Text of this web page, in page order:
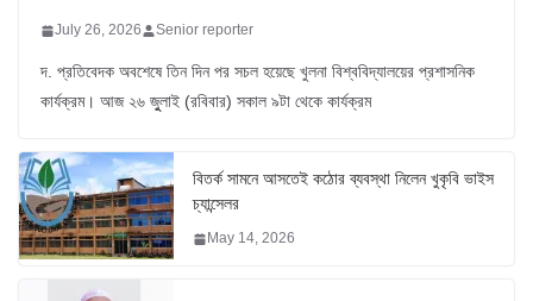
July 26, 2026 Senior reporter
দ. প্রতিবেদক অবশেষে তিন দিন পর সচল হয়েছে খুলনা বিশ্ববিদ্যালয়ের প্রশাসনিক
কার্যক্রম। আজ ২৬ জুুলাই (রবিবার) সকাল ৯টা থেকে কার্যক্রম
বিতর্ক সামনে আসতেই কঠোর ব্যবস্থা নিলেন খুকৃবি ভাইস
চ্যান্সেলর
May 14, 2026